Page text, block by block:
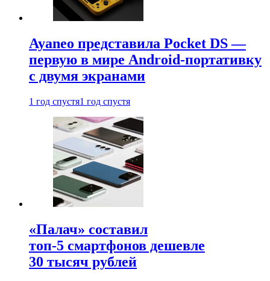
Ayaneo представила Pocket DS —
первую в мире Android-портативку
с двумя экранами
1 год спустя1 год спустя
«Палач» составил
топ-5 смартфонов дешевле
30 тысяч рублей